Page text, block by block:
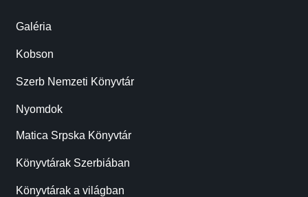
Galéria
Kobson
Szerb Nemzeti Könyvtár
Nyomdok
Matica Srpska Könyvtár
Könyvtárak Szerbiában
Könyvtárak a világban